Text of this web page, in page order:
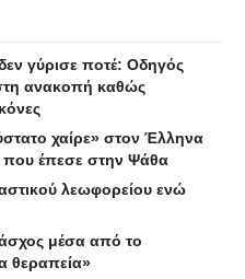
γύρισε ποτέ: Οδηγός
ανακοπή καθώς
χαίρε» στον Έλληνα
που έπεσε στην Ψάθα
λεωφορείου ενώ
μέσα από το
θεραπεία»